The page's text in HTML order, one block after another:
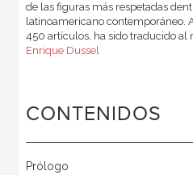
de las figuras más respetadas
latinoamericano contemporáneo.
450 artículos, ha sido traducido al
Enrique Dussel
CONTENIDOS
Prólogo